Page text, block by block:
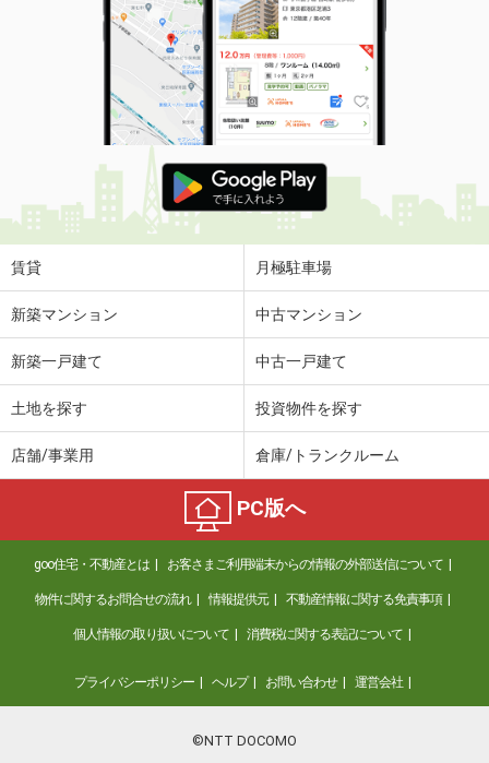
賃貸 月極駐車場
新築マンション 中古マンション
新築一戸建て 中古一戸建て
土地を探す 投資物件を探す
店舗/事業用 倉庫/トランクルーム
PC版へ
goo住宅・不動産とは お客さまご利用端末からの情報の外部送信について
物件に関するお問合せの流れ 情報提供元 不動産情報に関する免責事項
個人情報の取り扱いについて 消費税に関する表記について
プライバシーポリシー ヘルプ お問い合わせ 運営会社
©NTT DOCOMO